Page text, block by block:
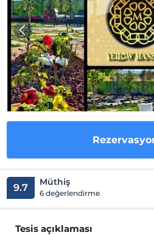
9.7 Müthiş
6 değerlendirme
Tesis açıklaması